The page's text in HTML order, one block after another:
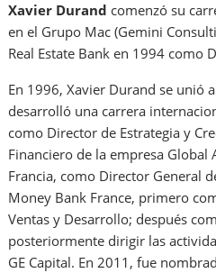
Xavier Durand comenzó su
en el Grupo Mac (Gemini
Real Estate Bank en 1994 como
En 1996, Xavier Durand se unió
desarrolló una carrera
como Director de Estrategia y
Financiero de la empresa Global
Francia, como Director General
Money Bank France, primero
Ventas y Desarrollo; después
posteriormente dirigir las
GE Capital. En 2011, fue